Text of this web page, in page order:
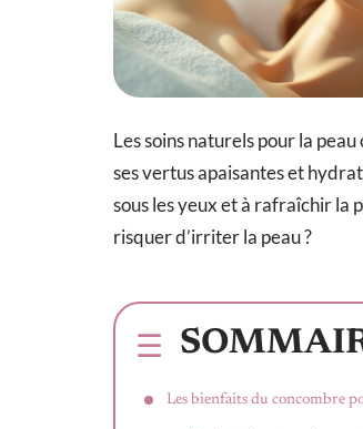
Les soins naturels pour la
ses vertus apaisantes et
sous les yeux et à rafraîchir la
risquer d’irriter la peau ?
Les bienfaits du concombre